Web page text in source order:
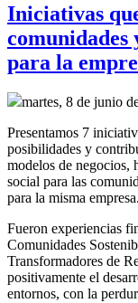
Iniciativas
comunidades
para la
martes, 8 de junio
Presentamos 7
posibilidades y
modelos de negocios,
social para las
para la misma
Fueron experiencias
Comunidades
Transformadores de
positivamente el
entornos, con la